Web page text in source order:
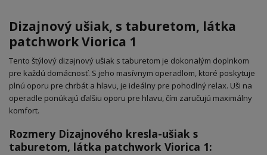
Dizajnový ušiak, s taburetom, látka
patchwork Viorica 1
Tento štýlový dizajnový ušiak s taburetom je dokonalým doplnkom
pre každú domácnosť. S jeho masívnym operadlom, ktoré poskytuje
plnú oporu pre chrbát a hlavu, je ideálny pre pohodlný relax. Uši na
operadle ponúkajú ďalšiu oporu pre hlavu, čím zaručujú maximálny
komfort.
Rozmery Dizajnového kresla-ušiak s
taburetom, látka patchwork Viorica 1: